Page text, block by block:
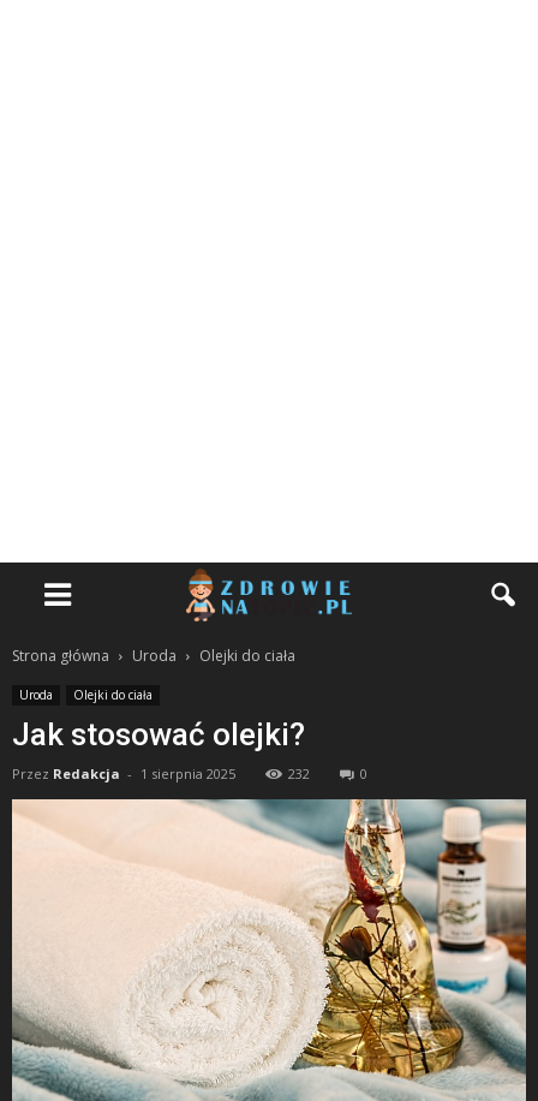
Strona główna Uroda Olejki do ciała
Uroda Olejki do ciała
Jak stosować olejki?
Przez Redakcja - 1 sierpnia 2025 232 0